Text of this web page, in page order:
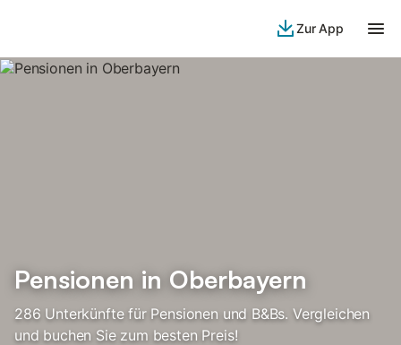
Zur App
Pensionen in Oberbayern
286 Unterkünfte für Pensionen und B&Bs. Vergleichen
und buchen Sie zum besten Preis!